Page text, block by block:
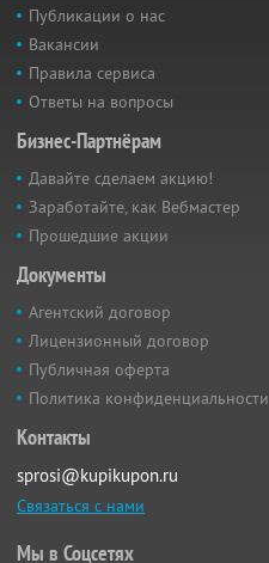
Публикации о нас
Вакансии
Правила сервиса
Ответы на вопросы
Бизнес-Партнёрам
Давайте сделаем акцию!
Заработайте, как Вебмастер
Прошедшие акции
Документы
Агентский договор
Лицензионный договор
Публичная оферта
Политика конфиденциальности
Контакты
sprosi@kupikupon.ru
Связаться с нами
Мы в Соцсетях